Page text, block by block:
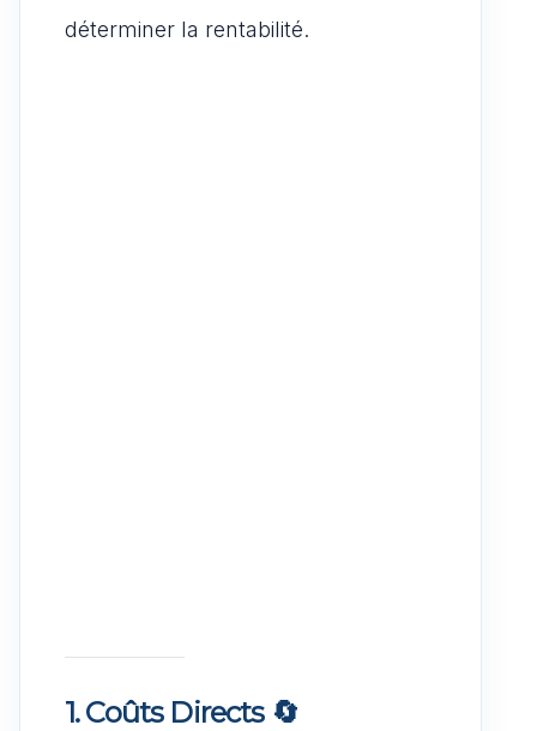
déterminer la rentabilité.
1. Coûts Directs🔄